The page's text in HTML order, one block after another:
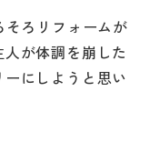
そろリフォームが
が体調を崩した
にしようと思い